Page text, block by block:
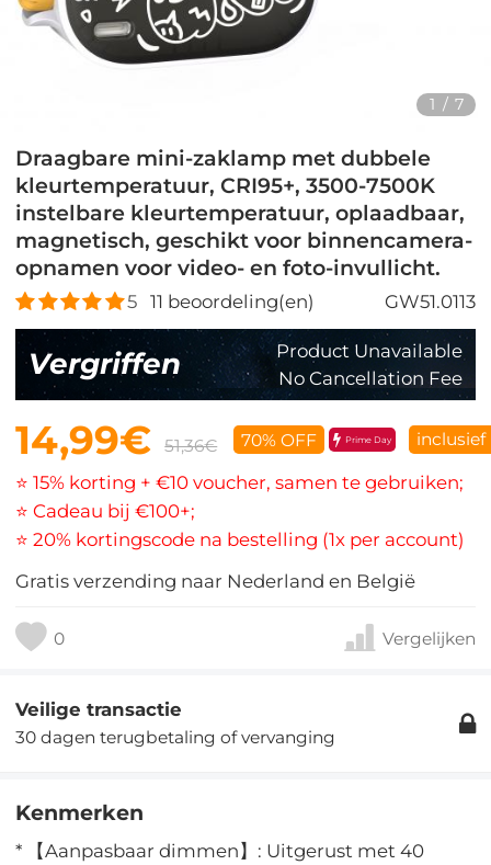
1 / 7
Draagbare mini-zaklamp met dubbele
kleurtemperatuur, CRI95+, 3500-7500K
instelbare kleurtemperatuur, oplaadbaar,
magnetisch, geschikt voor binnencamera-
opnamen voor video- en foto-invullicht.
5 11 beoordeling(en) GW51.0113
Vergriffen
Product Unavailable
No Cancellation Fee
14,99€ 51,36€ 70% OFF Prime Day
⭐ 15% korting + €10 voucher, samen te gebruiken;
⭐ Cadeau bij €100+;
⭐ 20% kortingscode na bestelling (1x per account)
Gratis verzending naar Nederland en België
0 Vergelijken
Veilige transactie
30 dagen terugbetaling of vervanging
Kenmerken
* 【Aanpasbaar dimmen】: Uitgerust met 40